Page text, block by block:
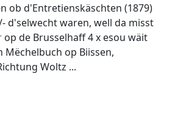
ob d'Entretienskäschten (1879)
d'selwecht waren, well da misst
op de Brusselhaff 4 x esou wäit
Mëchelbuch op Biissen,
Woltz ...